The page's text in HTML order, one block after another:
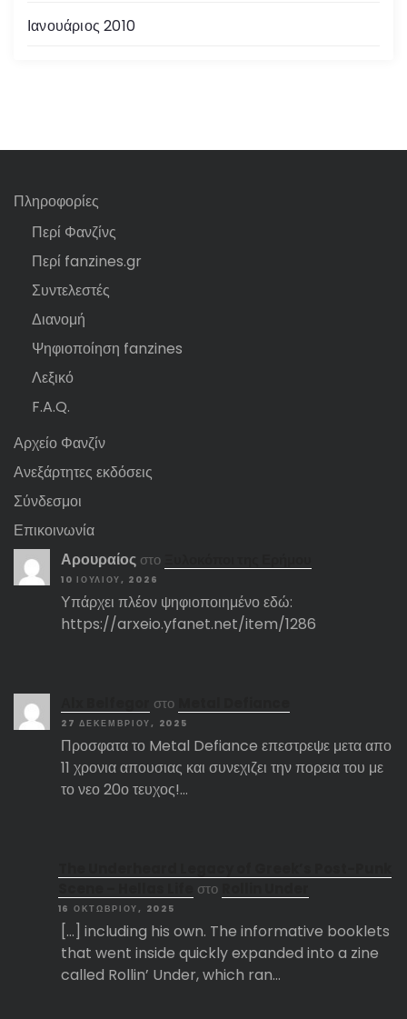
Ιανουάριος 2010
Πληροφορίες
Περί Φανζίνς
Περί fanzines.gr
Συντελεστές
Διανομή
Ψηφιοποίηση fanzines
Λεξικό
F.A.Q.
Αρχείο Φανζίν
Ανεξάρτητες εκδόσεις
Σύνδεσμοι
Επικοινωνία
Αρουραίος στο
10 ΙΟΥΛΊΟΥ, 2026
Υπάρχει πλέον ψηφιοποιημένο εδώ:
https://arxeio.yfanet.net/item/1286
στο
27 ΔΕΚΕΜΒΡΊΟΥ, 2025
Προσφατα το Metal Defiance επεστρεψε μετα απο
11 χρονια απουσιας και συνεχιζει την πορεια του με
το νεο 20ο τευχος!…
στο
16 ΟΚΤΩΒΡΊΟΥ, 2025
[…] including his own. The informative booklets
that went inside quickly expanded into a zine
called Rollin’ Under, which ran…